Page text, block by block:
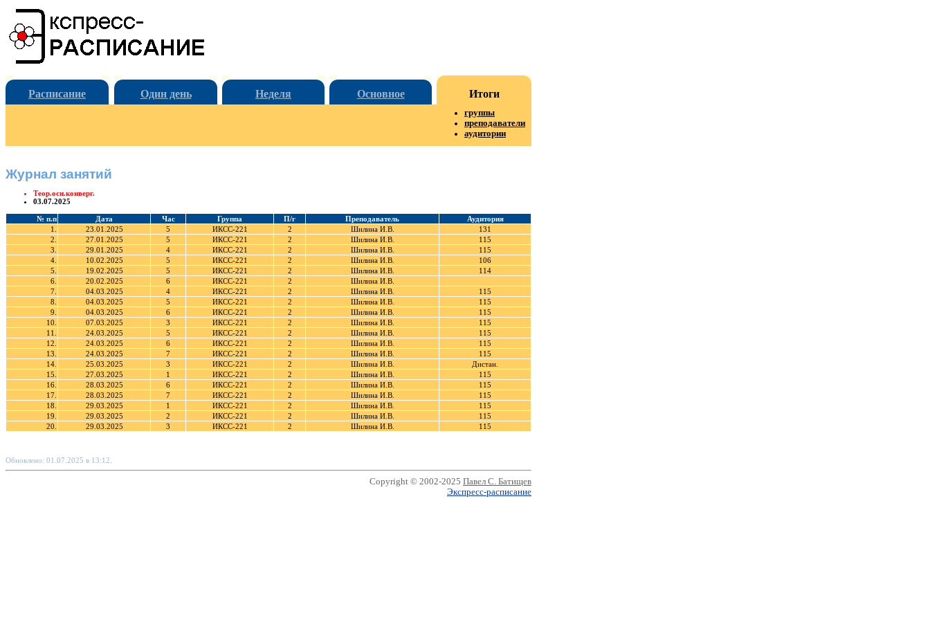
Расписание Один день Неделя Основное Итоги
группы
преподаватели
аудитории
Журнал занятий
Теор.осн.конверг.
03.07.2025
№ п.п Дата Час Группа П/г Преподаватель
Аудитория
1.
23.01.2025 5 ИКСС-221 2 Шилина И.В.
131
2.
27.01.2025 5 ИКСС-221 2 Шилина И.В.
115
3.
29.01.2025 4 ИКСС-221 2 Шилина И.В.
115
4.
10.02.2025 5 ИКСС-221 2 Шилина И.В.
106
5.
19.02.2025 5 ИКСС-221 2 Шилина И.В.
114
6.
20.02.2025 6 ИКСС-221 2
Шилина И.В.
7.
04.03.2025 4 ИКСС-221 2 Шилина И.В.
115
8.
04.03.2025 5 ИКСС-221 2 Шилина И.В.
115
9.
04.03.2025 6 ИКСС-221 2 Шилина И.В.
115
10.
07.03.2025 3 ИКСС-221 2 Шилина И.В.
115
11.
24.03.2025 5 ИКСС-221 2 Шилина И.В.
115
12.
24.03.2025 6 ИКСС-221 2 Шилина И.В.
115
13.
24.03.2025 7 ИКСС-221 2 Шилина И.В.
115
14.
25.03.2025 3 ИКСС-221 2 Шилина И.В.
Дистан.
15.
27.03.2025 1 ИКСС-221 2 Шилина И.В.
115
16.
28.03.2025 6 ИКСС-221 2 Шилина И.В.
115
17.
28.03.2025 7 ИКСС-221 2 Шилина И.В.
115
18.
29.03.2025 1 ИКСС-221 2 Шилина И.В.
115
19.
29.03.2025 2 ИКСС-221 2 Шилина И.В.
115
20.
29.03.2025 3 ИКСС-221 2 Шилина И.В. 115
Обновлено: 01.07.2025 в 13:12.
Copyright © 2002-2025 Павел С. Батищев
Экспресс-расписание